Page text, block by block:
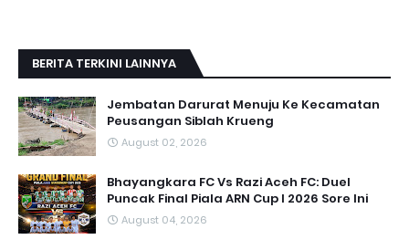
BERITA TERKINI LAINNYA
Jembatan Darurat Menuju Ke Kecamatan
Peusangan Siblah Krueng
August 02, 2026
Bhayangkara FC Vs Razi Aceh FC: Duel
Puncak Final Piala ARN Cup I 2026 Sore Ini
August 04, 2026